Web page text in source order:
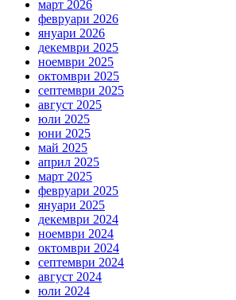
март 2026
февруари 2026
януари 2026
декември 2025
ноември 2025
октомври 2025
септември 2025
август 2025
юли 2025
юни 2025
май 2025
април 2025
март 2025
февруари 2025
януари 2025
декември 2024
ноември 2024
октомври 2024
септември 2024
август 2024
юли 2024